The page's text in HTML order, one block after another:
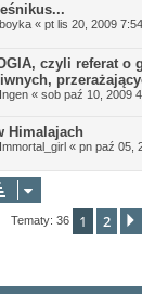
boyka « pt lis 20, 2009
czyli referat o
Ingen « sob paź 10, 2009
Himalajach
Immortal_girl « pn paź 05,
Tematy: 36 1 2